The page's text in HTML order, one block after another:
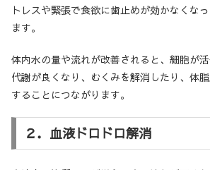
トレスや緊張で食欲に歯止めが効かなくな
ます。
体内水の量や流れが改善されると、細胞が
代謝が良くなり、むくみを解消したり、体
することにつながります。
２．血液ドロドロ解消